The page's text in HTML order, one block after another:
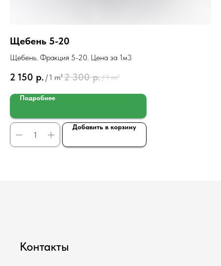
Щебень 5-20
Щебень. Фракция 5-20. Цена за 1м3
2 150 р. /1 m³2 300 р./1 m³
Подробнее
Добавить в корзину
Контакты